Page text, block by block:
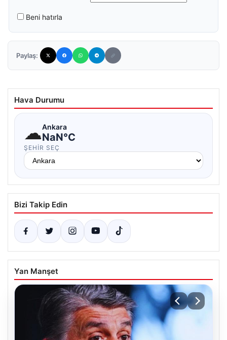
Beni hatırla
Paylaş:
Hava Durumu
☁Ankara
NaN°C
ŞEHIR SEÇ
Bizi Takip Edin
Yan Manşet